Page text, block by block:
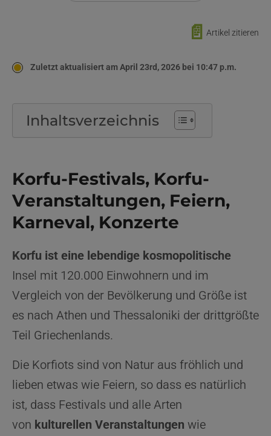
📄 Artikel zitieren
Zuletzt aktualisiert am April 23rd, 2026 bei 10:47 p.m.
Inhaltsverzeichnis
Korfu-Festivals, Korfu-
Veranstaltungen, Feiern,
Karneval, Konzerte
Korfu ist eine lebendige kosmopolitische
Insel mit 120.000 Einwohnern und im
Vergleich von der Bevölkerung und Größe ist
es nach Athen und Thessaloniki der drittgrößte
Teil Griechenlands.
Die Korfiots sind von Natur aus fröhlich und
lieben etwas wie Feiern, so dass es natürlich
ist, dass Festivals und alle Arten
von kulturellen Veranstaltungen wie